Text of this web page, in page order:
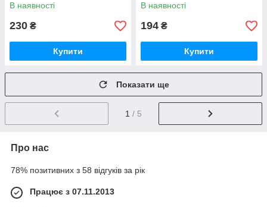
В наявності
230 ₴
Купити
В наявності
194 ₴
Купити
Показати ще
1 / 5
Про нас
78% позитивних з 58 відгуків за рік
Працює з 07.11.2013